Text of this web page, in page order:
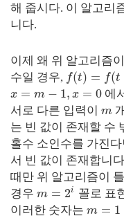
해 줍시다. 이 알고리
니다.
이제 왜 위 알고리즘
수일 경우, f(t) = f(t
x = m − 1, x = 0 에
서로 다른 입력이 m
는 빈 값이 존재할 수
홀수 소인수를 가진
서 빈 값이 존재합니
때만 위 알고리즘이
경우 m = 2i
꼴로 표
이러한 숫자는 m = 1